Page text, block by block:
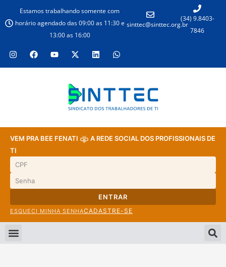
Estamos trabalhando somente com
horário agendado das 09:00 as 11:30 e
13:00 as 16:00
sinttec@sinttec.org.br
(34) 9.8403-
7846
VEM PRA BEE FENATI
A REDE SOCIAL DOS PROFISSIONAIS DE
TI
ENTRAR
ESQUECI MINHA SENHACADASTRE-SE